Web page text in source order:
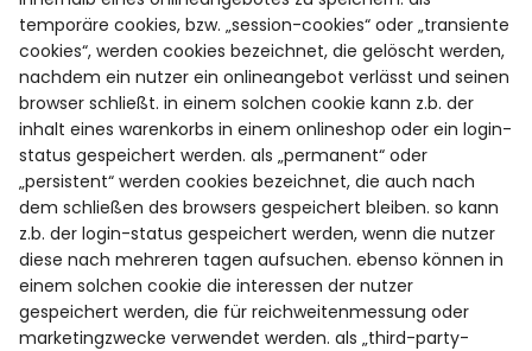
temporäre cookies, bzw. „session-cookies“ oder „transiente
cookies“, werden cookies bezeichnet, die gelöscht werden,
nachdem ein nutzer ein onlineangebot verlässt und seinen
browser schließt. in einem solchen cookie kann z.b. der
inhalt eines warenkorbs in einem onlineshop oder ein login-
status gespeichert werden. als „permanent“ oder
„persistent“ werden cookies bezeichnet, die auch nach
dem schließen des browsers gespeichert bleiben. so kann
z.b. der login-status gespeichert werden, wenn die nutzer
diese nach mehreren tagen aufsuchen. ebenso können in
einem solchen cookie die interessen der nutzer
gespeichert werden, die für reichweitenmessung oder
marketingzwecke verwendet werden. als „third-party-